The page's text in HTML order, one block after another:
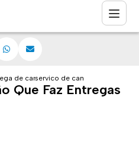
de caminhao sao paulo
servico de caminhao que faz
Que Faz Entregas